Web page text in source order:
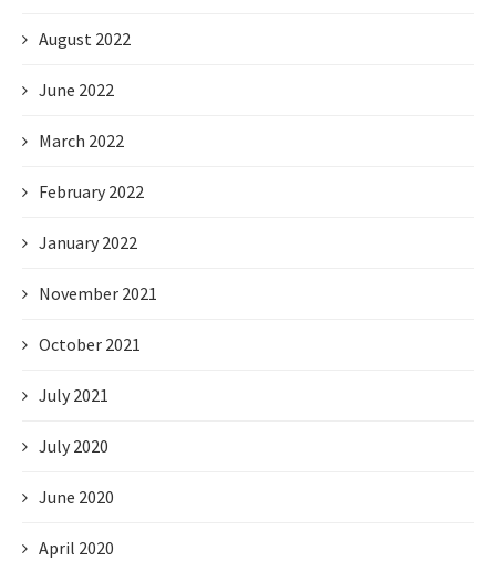
August 2022
June 2022
March 2022
February 2022
January 2022
November 2021
October 2021
July 2021
July 2020
June 2020
April 2020